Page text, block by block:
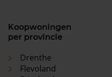
Koopwoningen
per provincie
Drenthe
Flevoland